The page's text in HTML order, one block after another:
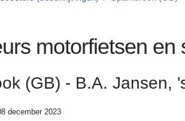
motorfietsen
(GB) - B.A. Jansen,
december 2023